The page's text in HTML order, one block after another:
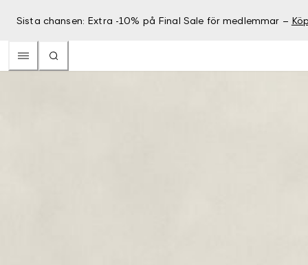
Sista chansen: Extra -10% på Final Sale för medlemmar –